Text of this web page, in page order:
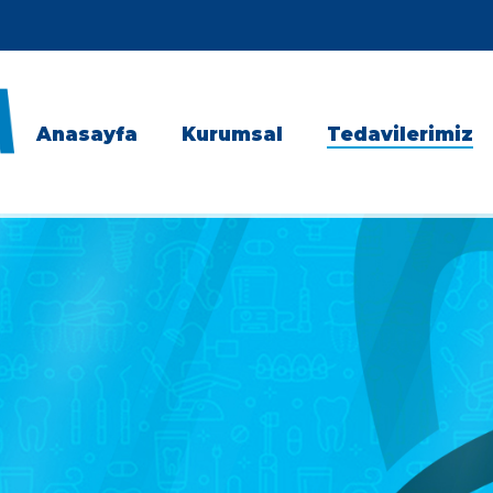
Anasayfa Kurumsal Tedavilerimiz